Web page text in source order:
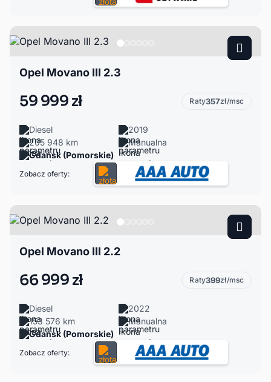
Opel Movano III 2.3
59 999 zł Raty357zł/msc
Diesel
2019
205 948 km
Manualna
Gdańsk (Pomorskie)
Zobacz oferty:
Opel Movano III 2.2
66 999 zł Raty399zł/msc
Diesel
2022
153 576 km
Manualna
Gdańsk (Pomorskie)
Zobacz oferty: